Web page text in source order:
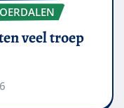
veel troep